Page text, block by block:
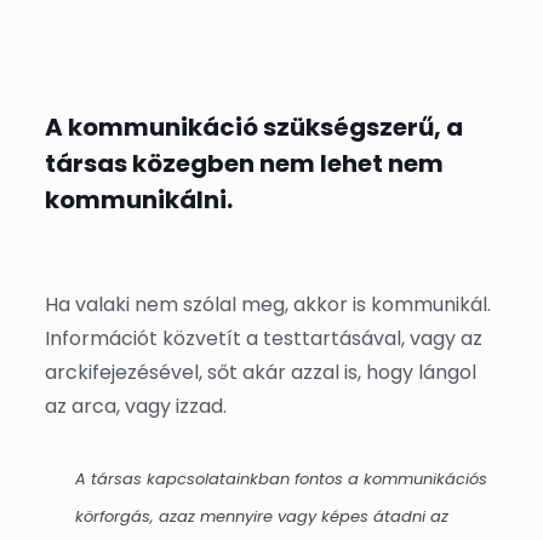
A kommunikáció szükségszerű, a
társas közegben nem lehet nem
kommunikálni.
Ha valaki nem szólal meg, akkor is kommunikál.
Információt közvetít a testtartásával, vagy az
arckifejezésével, sőt akár azzal is, hogy lángol
az arca, vagy izzad.
A társas kapcsolatainkban fontos a kommunikációs
körforgás, azaz mennyire vagy képes átadni az